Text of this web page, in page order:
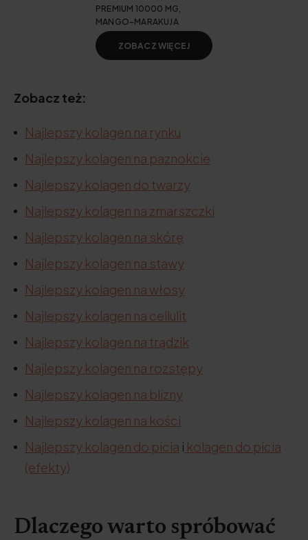
PREMIUM 10000 MG,
MANGO-MARAKUJA
ZOBACZ WIĘCEJ
Zobacz też:
Najlepszy kolagen na rynku
Najlepszy kolagen na paznokcie
Najlepszy kolagen do twarzy
Najlepszy kolagen na zmarszczki
Najlepszy kolagen na skórę
Najlepszy kolagen na stawy
Najlepszy kolagen na włosy
Najlepszy kolagen na cellulit
Najlepszy kolagen na trądzik
Najlepszy kolagen na rozstępy
Najlepszy kolagen na blizny
Najlepszy kolagen na kości
Najlepszy kolagen do picia i kolagen do picia
(efekty)
Dlaczego warto spróbować